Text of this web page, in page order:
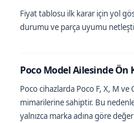
Fiyat tablosu ilk karar için yol
durumu ve parça uyumu
Poco Model Ailesinde Ön
Poco cihazlarda Poco F, X, M ve
mimarilerine sahiptir. Bu
yalnızca marka adına göre